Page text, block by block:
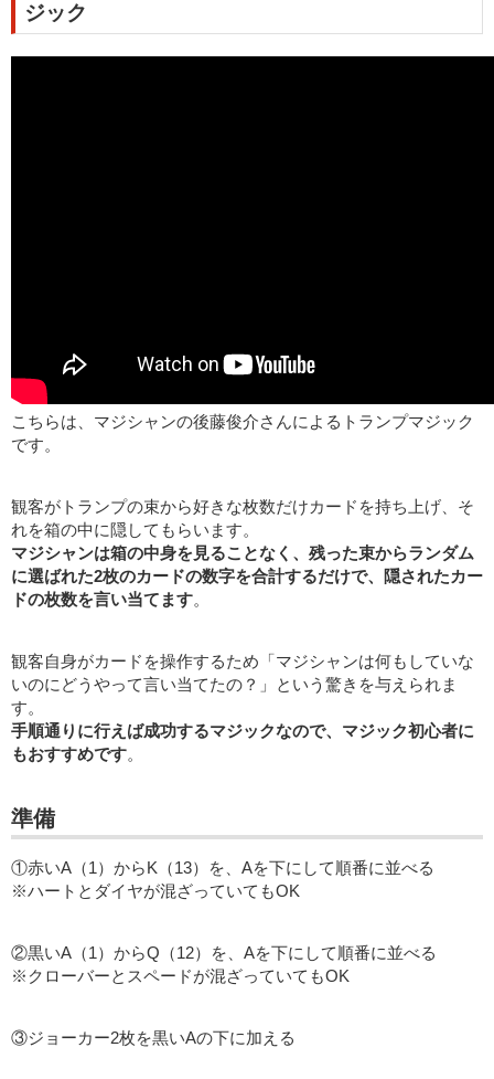
ジック
こちらは、マジシャンの後藤俊介さんによるトランプマジック
です。
観客がトランプの束から好きな枚数だけカードを持ち上げ、そ
れを箱の中に隠してもらいます。
マジシャンは箱の中身を見ることなく、残った束からランダム
に選ばれた2枚のカードの数字を合計するだけで、隠されたカー
ドの枚数を言い当てます。
観客自身がカードを操作するため「マジシャンは何もしていな
いのにどうやって言い当てたの？」という驚きを与えられま
す。
手順通りに行えば成功するマジックなので、マジック初心者に
もおすすめです。
準備
①赤いA（1）からK（13）を、Aを下にして順番に並べる
※ハートとダイヤが混ざっていてもOK
②黒いA（1）からQ（12）を、Aを下にして順番に並べる
※クローバーとスペードが混ざっていてもOK
③ジョーカー2枚を黒いAの下に加える